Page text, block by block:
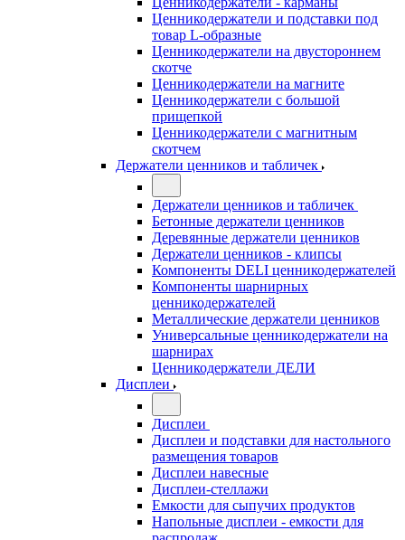
Ценникодержатели и подставки под
товар L-образные
Ценникодержатели на двустороннем
скотче
Ценникодержатели на магните
Ценникодержатели с большой
прищепкой
Ценникодержатели с магнитным
скотчем
Держатели ценников и табличек
Держатели ценников и табличек
Бетонные держатели ценников
Деревянные держатели ценников
Держатели ценников - клипсы
Компоненты DELI ценникодержателей
Компоненты шарнирных
ценникодержателей
Металлические держатели ценников
Универсальные ценникодержатели на
шарнирах
Ценникодержатели ДЕЛИ
Дисплеи
Дисплеи
Дисплеи и подставки для настольного
размещения товаров
Дисплеи навесные
Дисплеи-стеллажи
Емкости для сыпучих продуктов
Напольные дисплеи - емкости для